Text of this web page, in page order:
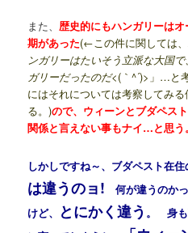
また、 歴史的にもハンガリーは
期があった(←この件に関しては
ンガリーはたいそう立派な大国
ガリーだったのだ<(｀^´)>」…と
にはそれについては考察してみ
る。)ので、ウィーンとブダペス
関係と言えない事もナイ…と思う。
しかしですね～、ブダペスト在住
は違うのョ! 何が違うのか
けど、
とにかく違う 。 身も